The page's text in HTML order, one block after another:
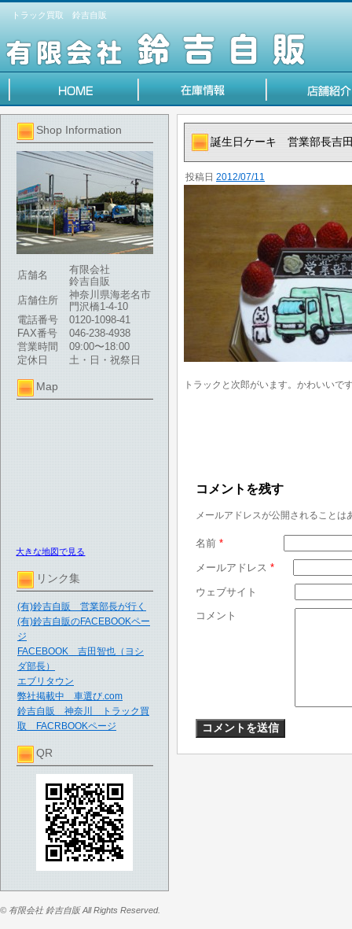
トラック買取 鈴吉自販
Shop Information
店舗名
有限会社
鈴吉自販
店舗住所
神奈川県海老名市
門沢橋1-4-10
電話番号
0120-1098-41
FAX番号
046-238-4938
営業時間
09:00〜18:00
定休日
土・日・祝祭日
Map
大きな地図で見る
リンク集
(有)鈴吉自販 営業部長が行く
(有)鈴吉自販のFACEBOOKペー
ジ
FACEBOOK 吉田智也（ヨシ
ダ部長）
エブリタウン
弊社掲載中 車選び.com
鈴吉自販 神奈川 トラック買
取 FACRBOOKページ
QR
誕生日ケーキ 営業部長吉
投稿日 2012/07/11
トラックと次郎がいます。かわいいで
コメントを残す
メールアドレスが公開されることは
名前 *
メールアドレス *
ウェブサイト
コメント
© 有限会社 鈴吉自販 All Rights Reserved.